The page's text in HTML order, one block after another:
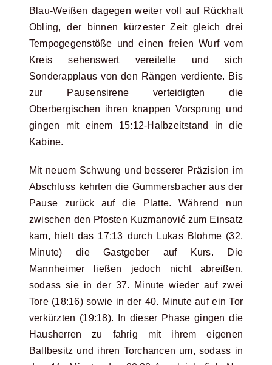
Blau-Weißen dagegen weiter voll auf Rückhalt
Obling, der binnen kürzester Zeit gleich drei
Tempogegenstöße und einen freien Wurf vom
Kreis sehenswert vereitelte und sich
Sonderapplaus von den Rängen verdiente. Bis
zur Pausensirene verteidigten die
Oberbergischen ihren knappen Vorsprung und
gingen mit einem 15:12-Halbzeitstand in die
Kabine.
Mit neuem Schwung und besserer Präzision im
Abschluss kehrten die Gummersbacher aus der
Pause zurück auf die Platte. Während nun
zwischen den Pfosten Kuzmanović zum Einsatz
kam, hielt das 17:13 durch Lukas Blohme (32.
Minute) die Gastgeber auf Kurs. Die
Mannheimer ließen jedoch nicht abreißen,
sodass sie in der 37. Minute wieder auf zwei
Tore (18:16) sowie in der 40. Minute auf ein Tor
verkürzten (19:18). In dieser Phase gingen die
Hausherren zu fahrig mit ihrem eigenen
Ballbesitz und ihren Torchancen um, sodass in